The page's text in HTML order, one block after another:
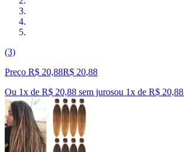
(3)
Preço R$ 20,88R$ 20,88
Ou 1x de R$ 20,88 sem jurosou 1x de R$ 20,88